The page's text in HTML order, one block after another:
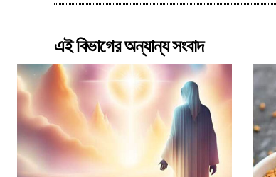
এই বিভাগের অন্যান্য সংবাদ